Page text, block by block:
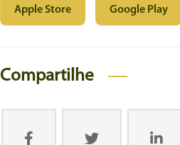
Apple Store Google Play
Compartilhe